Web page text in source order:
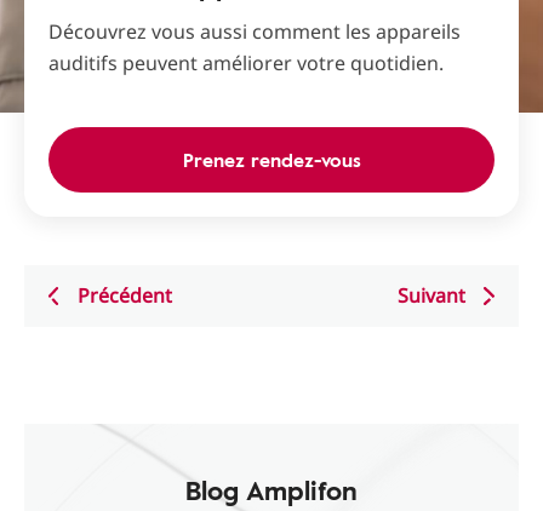
Découvrez vous aussi comment les appareils
auditifs peuvent améliorer votre quotidien.
Prenez rendez-vous
Précédent Suivant
Blog Amplifon